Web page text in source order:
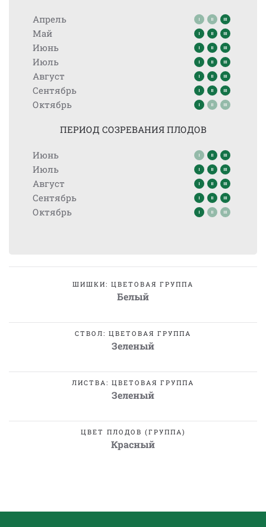
Апрель
Май
Июнь
Июль
Август
Сентябрь
Октябрь
ПЕРИОД СОЗРЕВАНИЯ ПЛОДОВ
Июнь
Июль
Август
Сентябрь
Октябрь
ШИШКИ: ЦВЕТОВАЯ ГРУППА
Белый
СТВОЛ: ЦВЕТОВАЯ ГРУППА
Зеленый
ЛИСТВА: ЦВЕТОВАЯ ГРУППА
Зеленый
ЦВЕТ ПЛОДОВ (ГРУППА)
Красный